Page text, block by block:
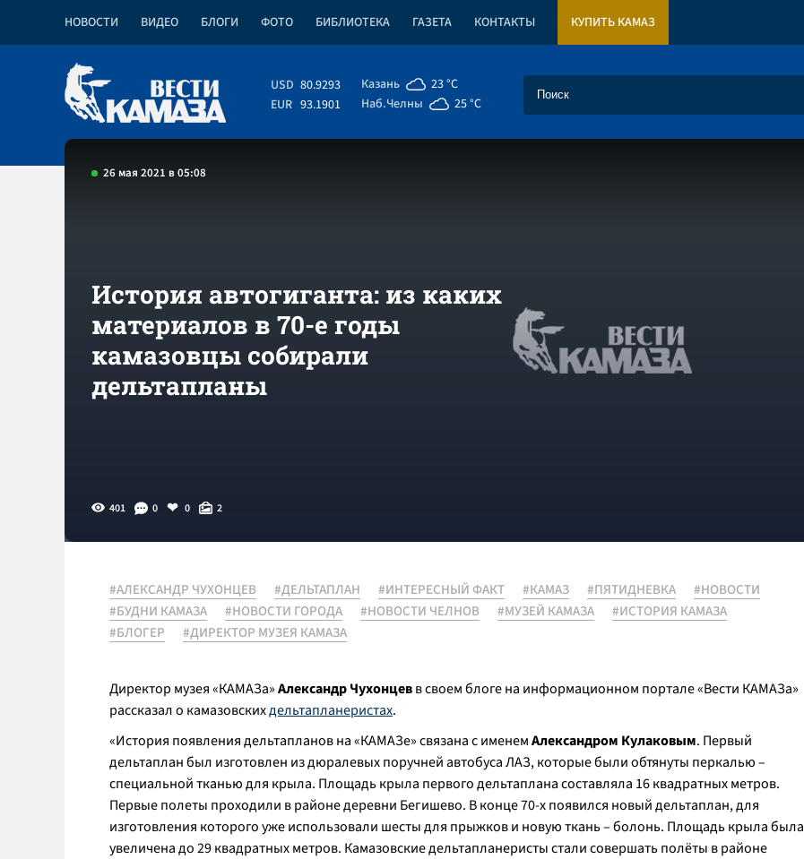
НОВОСТИ ВИДЕО БЛОГИ ФОТО БИБЛИОТЕКА ГАЗЕТА КОНТАКТЫ КУПИТЬ КАМАЗ
USD 80.9293
EUR 93.1901
Казань
23 °C
Наб.Челны
25 °C
26 мая 2021 в 05:08
История автогиганта: из каких
материалов в 70-е годы
камазовцы собирали
дельтапланы
401 0 0 2
#АЛЕКСАНДР ЧУХОНЦЕВ #ДЕЛЬТАПЛАН #ИНТЕРЕСНЫЙ ФАКТ #КАМАЗ #ПЯТИДНЕВКА
#НОВОСТИ
#БУДНИ КАМАЗА
#НОВОСТИ ГОРОДА #НОВОСТИ ЧЕЛНОВ #МУЗЕЙ КАМАЗА
#ИСТОРИЯ КАМАЗА
#БЛОГЕР
#ДИРЕКТОР МУЗЕЯ КАМАЗА
Директор музея «КАМАЗа»Александр Чухонцевв своем блоге на информационном портале «Вести КАМАЗа»
рассказал о камазовскихдельтапланеристах.
«История появления дельтапланов на «КАМАЗе» связана с именемАлександром Кулаковым. Первый
дельтаплан был изготовлен из дюралевых поручней автобуса ЛАЗ, которые были обтянуты перкалью –
специальной тканью для крыла. Площадь крыла первого дельтаплана составляла 16 квадратных метров.
Первые полеты проходили в районе деревни Бегишево. В конце 70-х появился новый дельтаплан, для
изготовления которого уже использовали шесты для прыжков и новую ткань – болонь. Площадь крыла была
увеличена до 29 квадратных метров. Камазовские дельтапланеристы стали совершать полёты в районе